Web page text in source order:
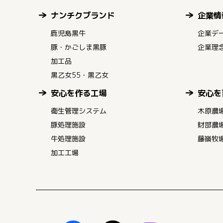
ナンチクブランド
鹿児島黒牛
豚・かごしま黒豚
加工品
黒乙女55・黒乙女
安心を作る工場
衛生管理システム
豚処理施設
牛処理施設
加工工場
企業
企業デ
企業理
安心
木原農
財部農
藤嶺牧